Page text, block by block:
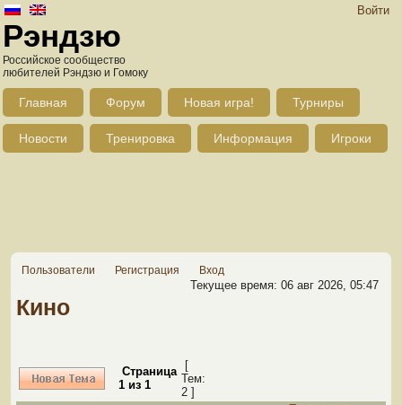
Войти
Рэндзю
Российское сообщество
любителей Рэндзю и Гомоку
Главная Форум Новая игра! Турниры
Новости Тренировка Информация Игроки
Пользователи Регистрация Вход
Текущее время: 06 авг 2026, 05:47
Кино
Страница
1 из 1
[
Тем:
2 ]